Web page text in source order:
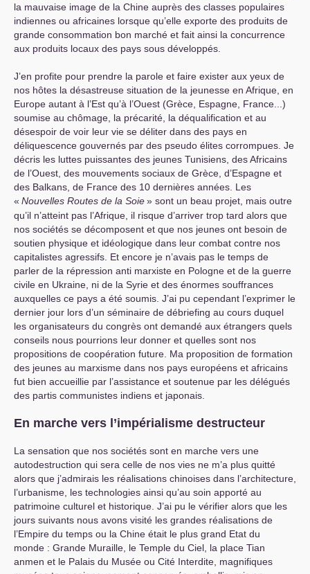
la mauvaise image de la Chine auprès des classes populaires
indiennes ou africaines lorsque qu’elle exporte des produits de
grande consommation bon marché et fait ainsi la concurrence
aux produits locaux des pays sous développés.
J’en profite pour prendre la parole et faire exister aux yeux de
nos hôtes la désastreuse situation de la jeunesse en Afrique, en
Europe autant à l’Est qu’à l’Ouest (Grèce, Espagne, France...)
soumise au chômage, la précarité, la déqualification et au
désespoir de voir leur vie se déliter dans des pays en
déliquescence gouvernés par des pseudo élites corrompues. Je
décris les luttes puissantes des jeunes Tunisiens, des Africains
de l’Ouest, des mouvements sociaux de Grèce, d’Espagne et
des Balkans, de France des 10 dernières années. Les
« Nouvelles Routes de la Soie» sont un beau projet, mais outre
qu’il n’atteint pas l’Afrique, il risque d’arriver trop tard alors que
nos sociétés se décomposent et que nos jeunes ont besoin de
soutien physique et idéologique dans leur combat contre nos
capitalistes agressifs. Et encore je n’avais pas le temps de
parler de la répression anti marxiste en Pologne et de la guerre
civile en Ukraine, ni de la Syrie et des énormes souffrances
auxquelles ce pays a été soumis. J’ai pu cependant l’exprimer le
dernier jour lors d’un séminaire de débriefing au cours duquel
les organisateurs du congrès ont demandé aux étrangers quels
conseils nous pourrions leur donner et quelles sont nos
propositions de coopération future. Ma proposition de formation
des jeunes au marxisme dans nos pays européens et africains
fut bien accueillie par l’assistance et soutenue par les délégués
des partis communistes indiens et japonais.
En marche vers l’impérialisme destructeur
La sensation que nos sociétés sont en marche vers une
autodestruction qui sera celle de nos vies ne m’a plus quitté
alors que j’admirais les réalisations chinoises dans l’architecture,
l’urbanisme, les technologies ainsi qu’au soin apporté au
patrimoine culturel et historique. J’ai pu le vérifier alors que les
jours suivants nous avons visité les grandes réalisations de
l’Empire du temps ou la Chine était le plus grand Etat du
monde : Grande Muraille, le Temple du Ciel, la place Tian
anmen et le Palais du Musée ou Cité Interdite, magnifiques